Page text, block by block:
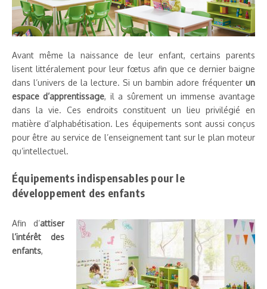
Avant même la naissance de leur enfant, certains parents
lisent littéralement pour leur fœtus afin que ce dernier baigne
dans l’univers de la lecture. Si un bambin adore fréquenter un
espace d’apprentissage, il a sûrement un immense avantage
dans la vie. Ces endroits constituent un lieu privilégié en
matière d’alphabétisation. Les équipements sont aussi conçus
pour être au service de l’enseignement tant sur le plan moteur
qu’intellectuel.
Équipements indispensables pour le
développement des enfants
Afin d’attiser
l’intérêt des
enfants,